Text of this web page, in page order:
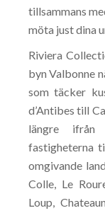
tillsammans
möta just dina
Riviera
byn Valbonne
som täcker
d’Antibes till
längre
fastigheterna
omgivande
Colle, Le
Loup,